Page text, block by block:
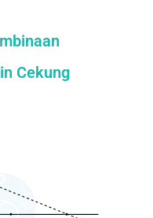
Cekung